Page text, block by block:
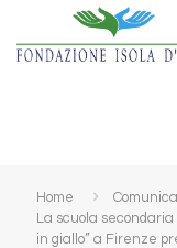
Home
La scuola
in giallo” a Firenze